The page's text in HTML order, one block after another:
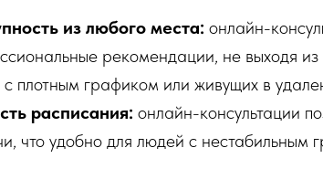
из любого места: онлайн-
рекомендации, не выходя
плотным графиком или живущих в
расписания: онлайн-консультации
что удобно для людей с нестабильным